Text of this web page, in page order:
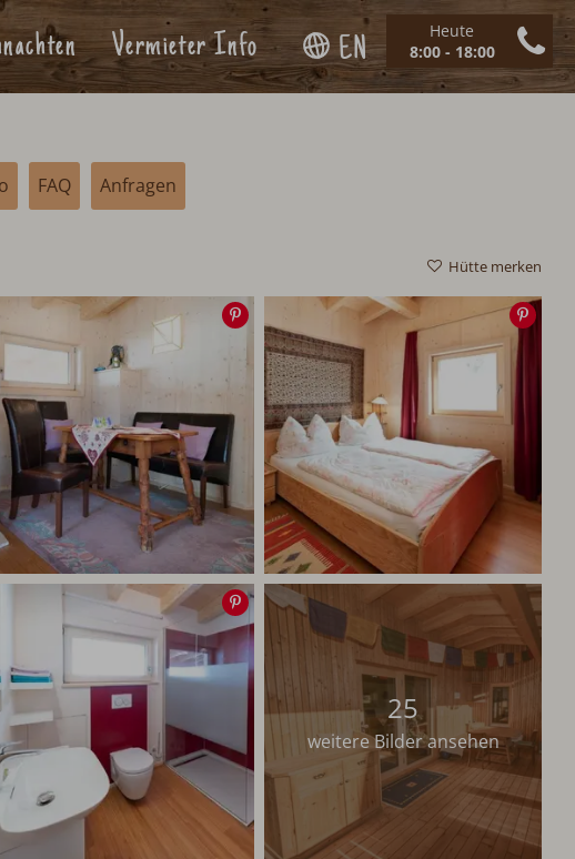
Heute
8:00 - 18:00
Vermieter Info EN
FAQ Anfragen
Hütte merken
Speichern
25
weitere Bilder ansehen